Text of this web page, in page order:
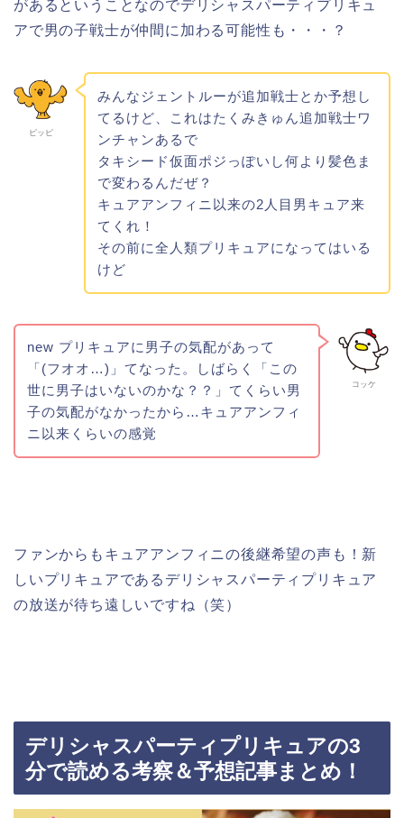
があるということなのでデリシャスパーティプリキュ
アで男の子戦士が仲間に加わる可能性も・・・？
ピッピ
みんなジェントルーが追加戦士とか予想し
てるけど、これはたくみきゅん追加戦士ワ
ンチャンあるで
タキシード仮面ポジっぽいし何より髪色ま
で変わるんだぜ？
キュアアンフィニ以来の2人目男キュア来
てくれ！
その前に全人類プリキュアになってはいる
けど
コッケ
new プリキュアに男子の気配があって
「(フオオ…)」てなった。しばらく「この
世に男子はいないのかな？？」てくらい男
子の気配がなかったから…キュアアンフィ
ニ以来くらいの感覚
ファンからもキュアアンフィニの後継希望の声も！新
しいプリキュアであるデリシャスパーティプリキュア
の放送が待ち遠しいですね（笑）
デリシャスパーティプリキュアの3
分で読める考察＆予想記事まとめ！